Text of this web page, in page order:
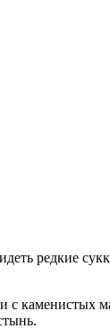
редкие
каменистых